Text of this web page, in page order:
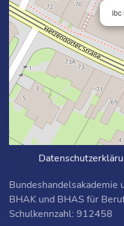
ibc
Bundeshandelsakademie
BHAK und BHAS für
Schulkennzahl: 912458